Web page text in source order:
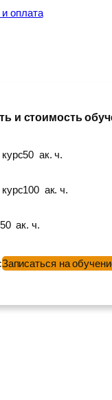
оплата
и стоимость
50 ак. ч.
100 ак. ч.
ак. ч.
Записаться на